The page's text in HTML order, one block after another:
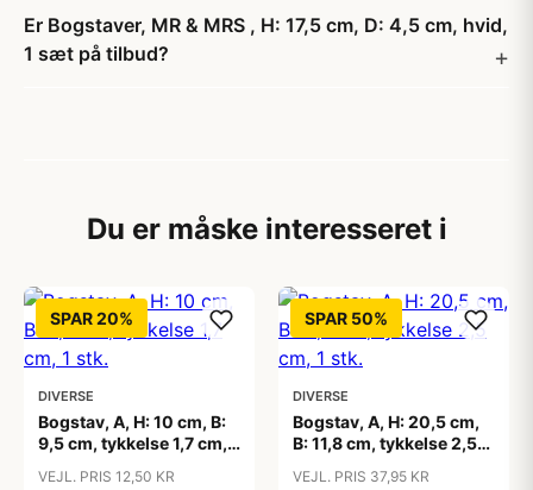
Er Bogstaver, MR & MRS , H: 17,5 cm, D: 4,5 cm, hvid,
1 sæt på tilbud?
Du er måske interesseret i
SPAR 20%
DIVERSE
Bogstav, A, H: 10 cm, B:
9,5 cm, tykkelse 1,7 cm, 1
VEJL. PRIS 12,50 KR
SPAR 50%
DIVERSE
Bogstav, A, H: 20,5 cm,
B: 11,8 cm, tykkelse 2,5
VEJL. PRIS 37,95 KR